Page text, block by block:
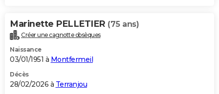
Marinette PELLETIER (75 ans)
Créer une cagnotte obsèques
Naissance
03/01/1951 à Montfermeil
Décès
28/02/2026 à Terranjou